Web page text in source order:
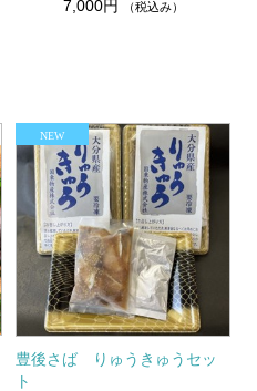
7,000円 （税込み）
豊後さば りゅうきゅうセッ
ト